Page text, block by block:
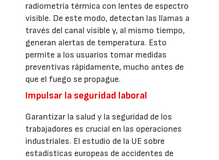
radiometría térmica con lentes de espectro
visible. De este modo, detectan las llamas a
través del canal visible y, al mismo tiempo,
generan alertas de temperatura. Esto
permite a los usuarios tomar medidas
preventivas rápidamente, mucho antes de
que el fuego se propague.
Impulsar la seguridad laboral
Garantizar la salud y la seguridad de los
trabajadores es crucial en las operaciones
industriales. El estudio de la UE sobre
estadísticas europeas de accidentes de